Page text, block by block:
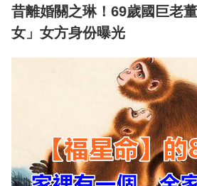
昔離婚關之琳！69歲國巨老
女」女方身份曝光